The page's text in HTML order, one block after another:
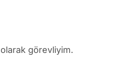
görevliyim.